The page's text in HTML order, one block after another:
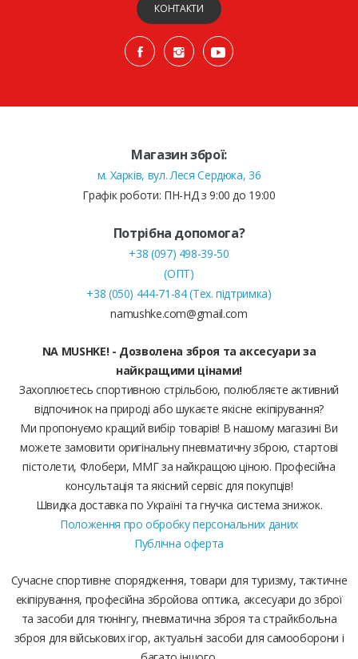
КОНТАКТИ
Магазин зброї:
м. Харків, вул. Леся Сердюка, 36
Графік роботи: ПН-НД з 9:00 до 19:00
Потрібна допомога?
+38 (097) 498-39-50
(ОПТ)
+38 (050) 444-71-84 (Тех. підтримка)
namushke.com@gmail.com
NA MUSHKE! - Дозволена зброя та аксесуари за
найкращими цінами!
Захоплюєтесь спортивною стрільбою, полюбляєте активний
відпочинок на природі або шукаєте якісне екіпірування?
Ми пропонуємо кращий вибір товарів! В нашому магазині Ви
можете замовити оригінальну пневматичну зброю, стартові
пістолети, Флобери, ММГ за найкращою ціною. Професійна
консультація та якісний сервіс для покупців!
Швидка доставка по Україні та гнучка система знижок.
Положення про обробку персональних даних
Публічна оферта
Сучасне спортивне спорядження, товари для туризму, тактичне
екіпірування, професійна збройова оптика, аксесуари до зброї
та засоби для тюнінгу, пневматична зброя та страйкбольна
зброя для військових ігор, актуальні засоби для самооборони і